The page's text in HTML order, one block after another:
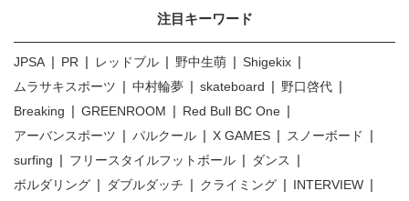
注目キーワード
JPSA PR レッドブル 野中生萌
Shigekix
ムラサキスポーツ
中村輪夢 skateboard
野口啓代
Breaking
GREENROOM
Red Bull BC One
アーバンスポーツ
パルクール X GAMES
スノーボード
surfing
フリースタイルフットボール
ダンス
ボルダリング
ダブルダッチ クライミング
INTERVIEW